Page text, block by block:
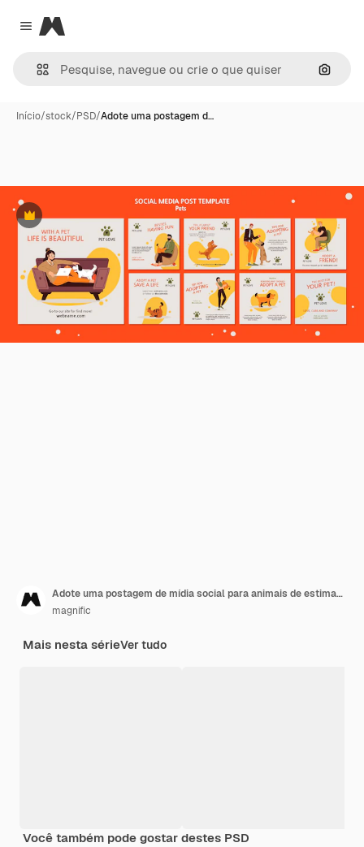
Close menu
Magnific
Início/stock/PSD/Adote uma postagem d…
Premium
Adote uma postagem de mídia social para animais de estimação
magnific
Mais nesta sérieVer tudo
Você também pode gostar destes PSD